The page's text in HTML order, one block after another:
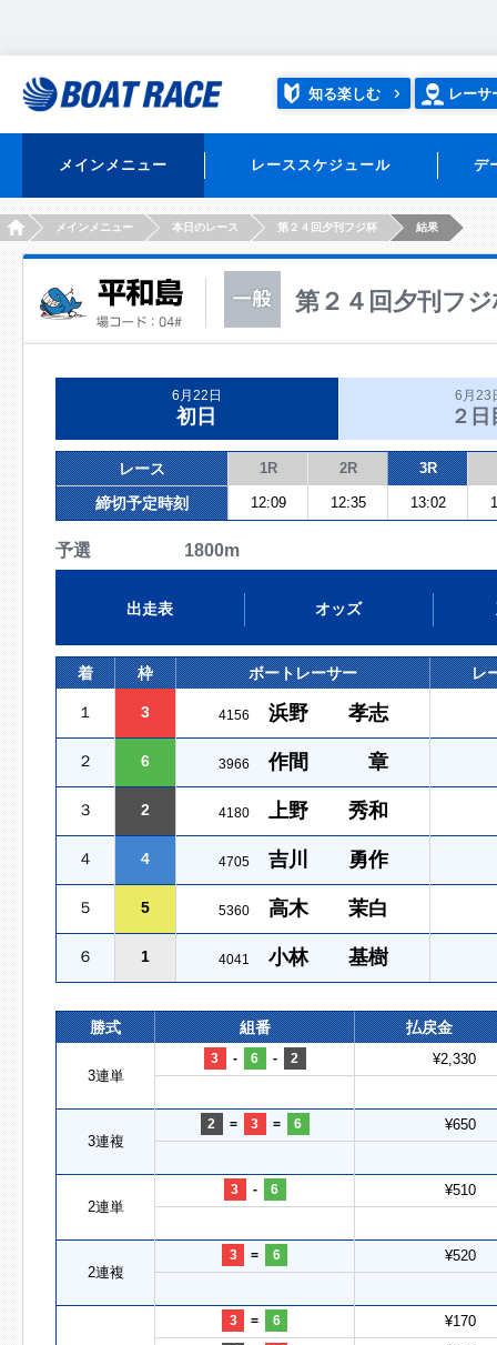
知る楽しむ レーサ
メインメニュー レーススケジュール デ
HOMEメインメニュー 本日のレース 第２４回夕刊フジ杯 結果
第２４回夕刊フ
6月22日
初日
6月23
２日
レース 1R 2R 3R
締切予定時刻 12:09 12:35 13:02
予選 1800m
出走表 オッズ
着 枠 ボートレーサー レ
１ 3 4156 浜野 孝志
２ 6 3966 作間 章
３ 2 4180 上野 秀和
４ 4 4705 吉川 勇作
５ 5 5360 高木 茉白
６ 1 4041 小林 基樹
勝式 組番 払戻金
3連単
3 - 6 - 2 ¥2,330
3連複
2 = 3 = 6 ¥650
2連単
3 - 6 ¥510
2連複
3 = 6 ¥520
3 = 6 ¥170